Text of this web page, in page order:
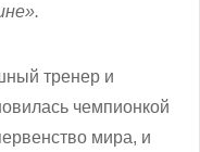
тренер и
чемпионкой
мира, и